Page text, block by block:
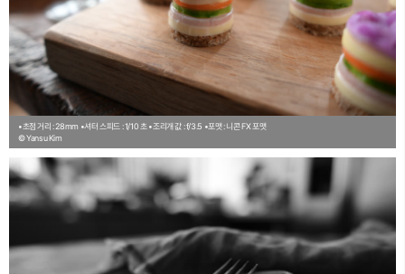
•초점 거리 : 28mm •셔터 스피드 : 1/10 초 •조리개 값 : f/3.5 •포맷 : 니콘 FX 포맷
© Yansu Kim